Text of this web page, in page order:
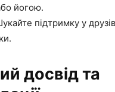
йогою.
підтримку у
досвід та